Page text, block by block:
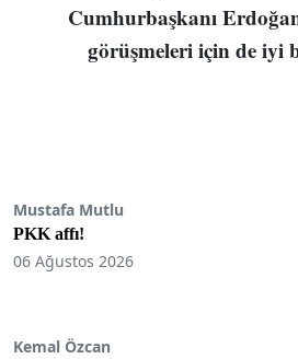
Cumhurbaşkanı
görüşmeleri için de iyi
Mustafa Mutlu
PKK affı!
06 Ağustos 2026
Kemal Özcan